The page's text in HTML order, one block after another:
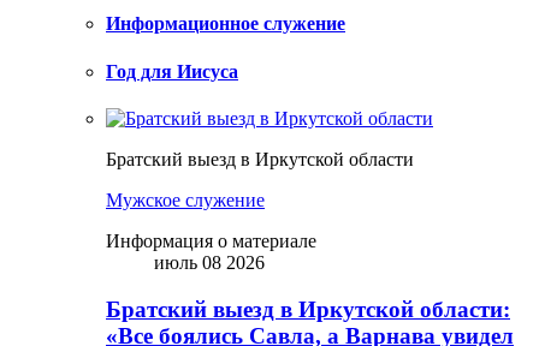
Информационное служение
Год для Иисуса
Братский выезд в Иркутской области
Мужское служение
Информация о материале
июль 08 2026
Братский выезд в Иркутской области:
«Все боялись Савла, а Варнава увидел